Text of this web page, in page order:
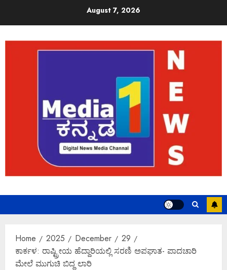
August 7, 2026
Home 2025 December
29
ಕಾರ್ಕಳ: ರಾಷ್ಟ್ರೀಯ ಹೆದ್ದಾರಿಯಲ್ಲಿ ಸರಣಿ ಅಪಘಾತ- ಪಾದಚಾರಿ
ಮೇಲೆ ಮುಗುಚಿ ಬಿದ್ದ ಲಾರಿ